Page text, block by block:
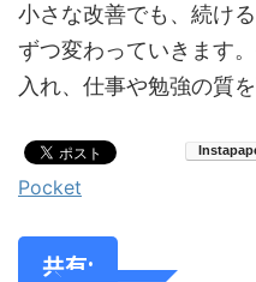
小さな改善でも、続け
ずつ変わっていきます
入れ、仕事や勉強の質
Pocket
共有: